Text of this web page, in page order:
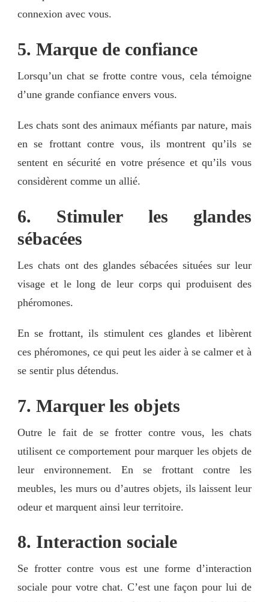
connexion avec vous.
5. Marque de confiance
Lorsqu’un chat se frotte contre vous, cela témoigne
d’une grande confiance envers vous.
Les chats sont des animaux méfiants par nature, mais
en se frottant contre vous, ils montrent qu’ils se
sentent en sécurité en votre présence et qu’ils vous
considèrent comme un allié.
6. Stimuler les glandes
sébacées
Les chats ont des glandes sébacées situées sur leur
visage et le long de leur corps qui produisent des
phéromones.
En se frottant, ils stimulent ces glandes et libèrent
ces phéromones, ce qui peut les aider à se calmer et à
se sentir plus détendus.
7. Marquer les objets
Outre le fait de se frotter contre vous, les chats
utilisent ce comportement pour marquer les objets de
leur environnement. En se frottant contre les
meubles, les murs ou d’autres objets, ils laissent leur
odeur et marquent ainsi leur territoire.
8. Interaction sociale
Se frotter contre vous est une forme d’interaction
sociale pour votre chat. C’est une façon pour lui de